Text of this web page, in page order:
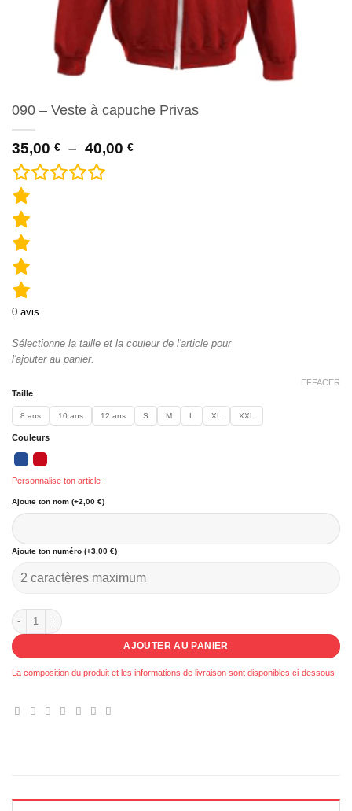
090 – Veste à capuche Privas
35,00 € – 40,00 €Plage
0 avis
Sélectionne la taille et la couleur de l'article pour
l'ajouter au panier.
Taille
8 ans 10 ans 12 ans S M L XL XXL
Couleurs
EFFACER
Personnalise ton article :
Ajoute ton nom (+2,00 €)
Ajoute ton numéro (+3,00 €)
quantité de 090 - Veste à capuche Privas
AJOUTER AU PANIER
La composition du produit et les informations de livraison sont disponibles ci-dessous